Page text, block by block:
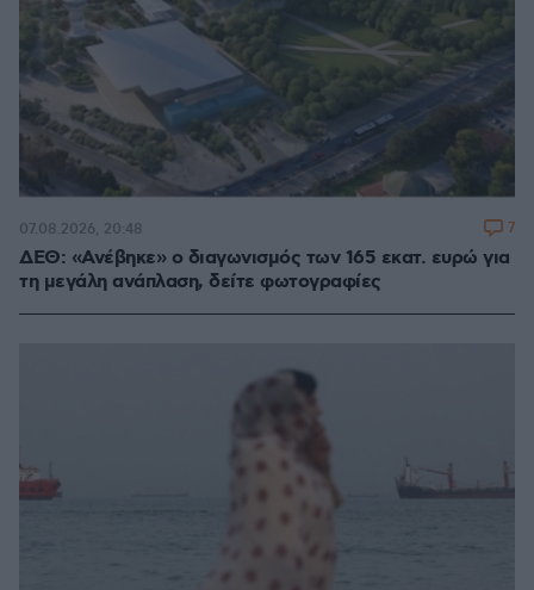
ΔΕΘ: «Ανέβηκε» ο διαγωνισμός των 165 εκατ. ευρώ για
τη μεγάλη ανάπλαση, δείτε φωτογραφίες
07.08.2026, 20:48 7